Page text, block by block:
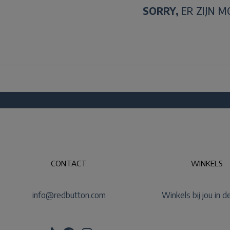
SORRY, ER ZIJN
CONTACT
info@redbutton.com
WINKELS
Winkels bij jou in